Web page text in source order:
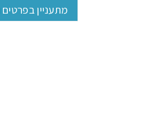
מתעניין בפרטים